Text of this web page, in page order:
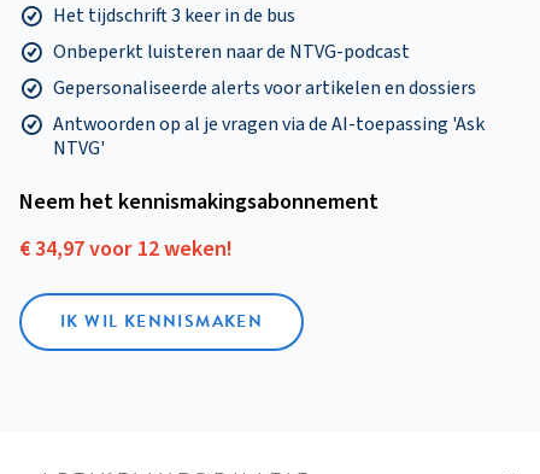
Het tijdschrift 3 keer in de bus
Onbeperkt luisteren naar de NTVG-podcast
Gepersonaliseerde alerts voor artikelen en dossiers
Antwoorden op al je vragen via de AI-toepassing 'Ask
NTVG'
Neem het kennismakings­abonnement
€ 34,97 voor 12 weken!
IK WIL KENNISMAKEN